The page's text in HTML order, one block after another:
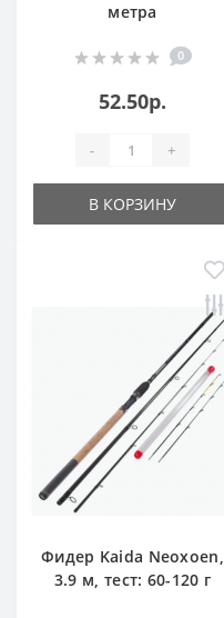
метра
0
52.50р.
- +
В КОРЗИНУ
Фидер Kaida Neoxoen,
3.9 м, тест: 60-120 г